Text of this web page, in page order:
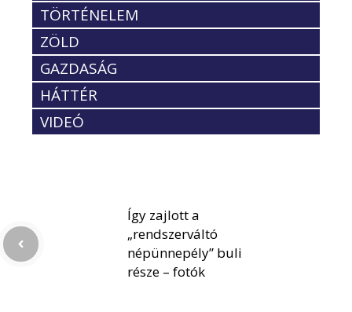
TÖRTÉNELEM
ZÖLD
GAZDASÁG
HÁTTÉR
VIDEÓ
Így zajlott a
„rendszerváltó
népünnepély” buli
része – fotók